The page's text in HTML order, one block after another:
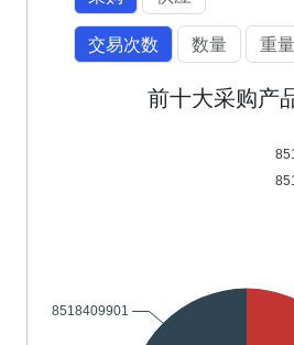
交易次数
数量 重量
前十大采购产